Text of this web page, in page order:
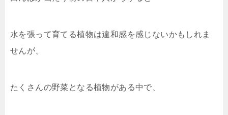
水を張って育てる植物は違和感を感じないかもしれま
せんが、
たくさんの野菜となる植物がある中で、